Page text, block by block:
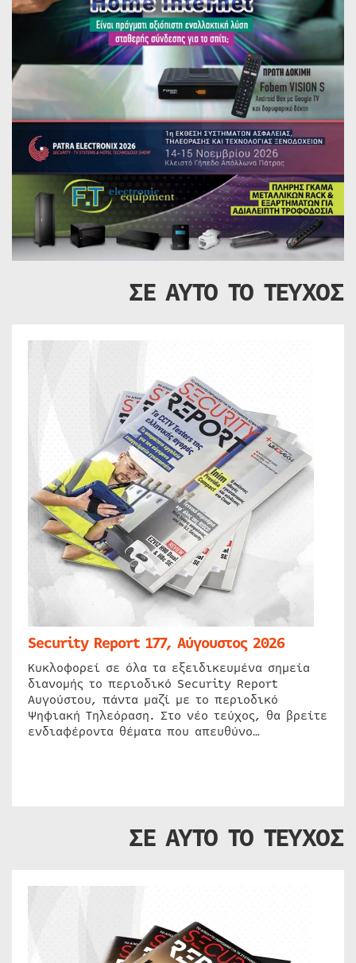
ΣΕ ΑΥΤΟ ΤΟ ΤΕΥΧΟΣ
Security Report 177, Αύγουστος 2026
Κυκλοφορεί σε όλα τα εξειδικευμένα σημεία
διανομής το περιοδικό Security Report
Αυγούστου, πάντα μαζί με το περιοδικό
Ψηφιακή Τηλεόραση. Στο νέο τεύχος, θα βρείτε
ενδιαφέροντα θέματα που απευθύνο…
ΣΕ ΑΥΤΟ ΤΟ ΤΕΥΧΟΣ